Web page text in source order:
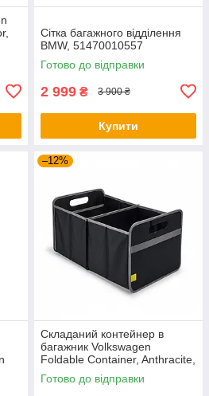
Сітка багажного відділення
BMW, 51470010557
Готово до відправки
2 999 ₴ 3 900 ₴
Купити
–12%
Складаний контейнер в
багажник Volkswagen
Foldable Container, Anthracite,
артикул 5H0061104
Готово до відправки